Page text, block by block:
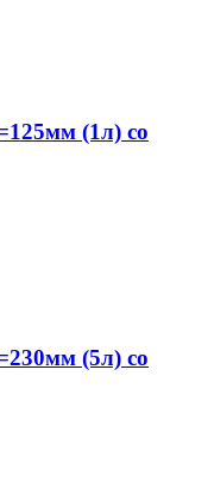
(1л) со
(5л) со